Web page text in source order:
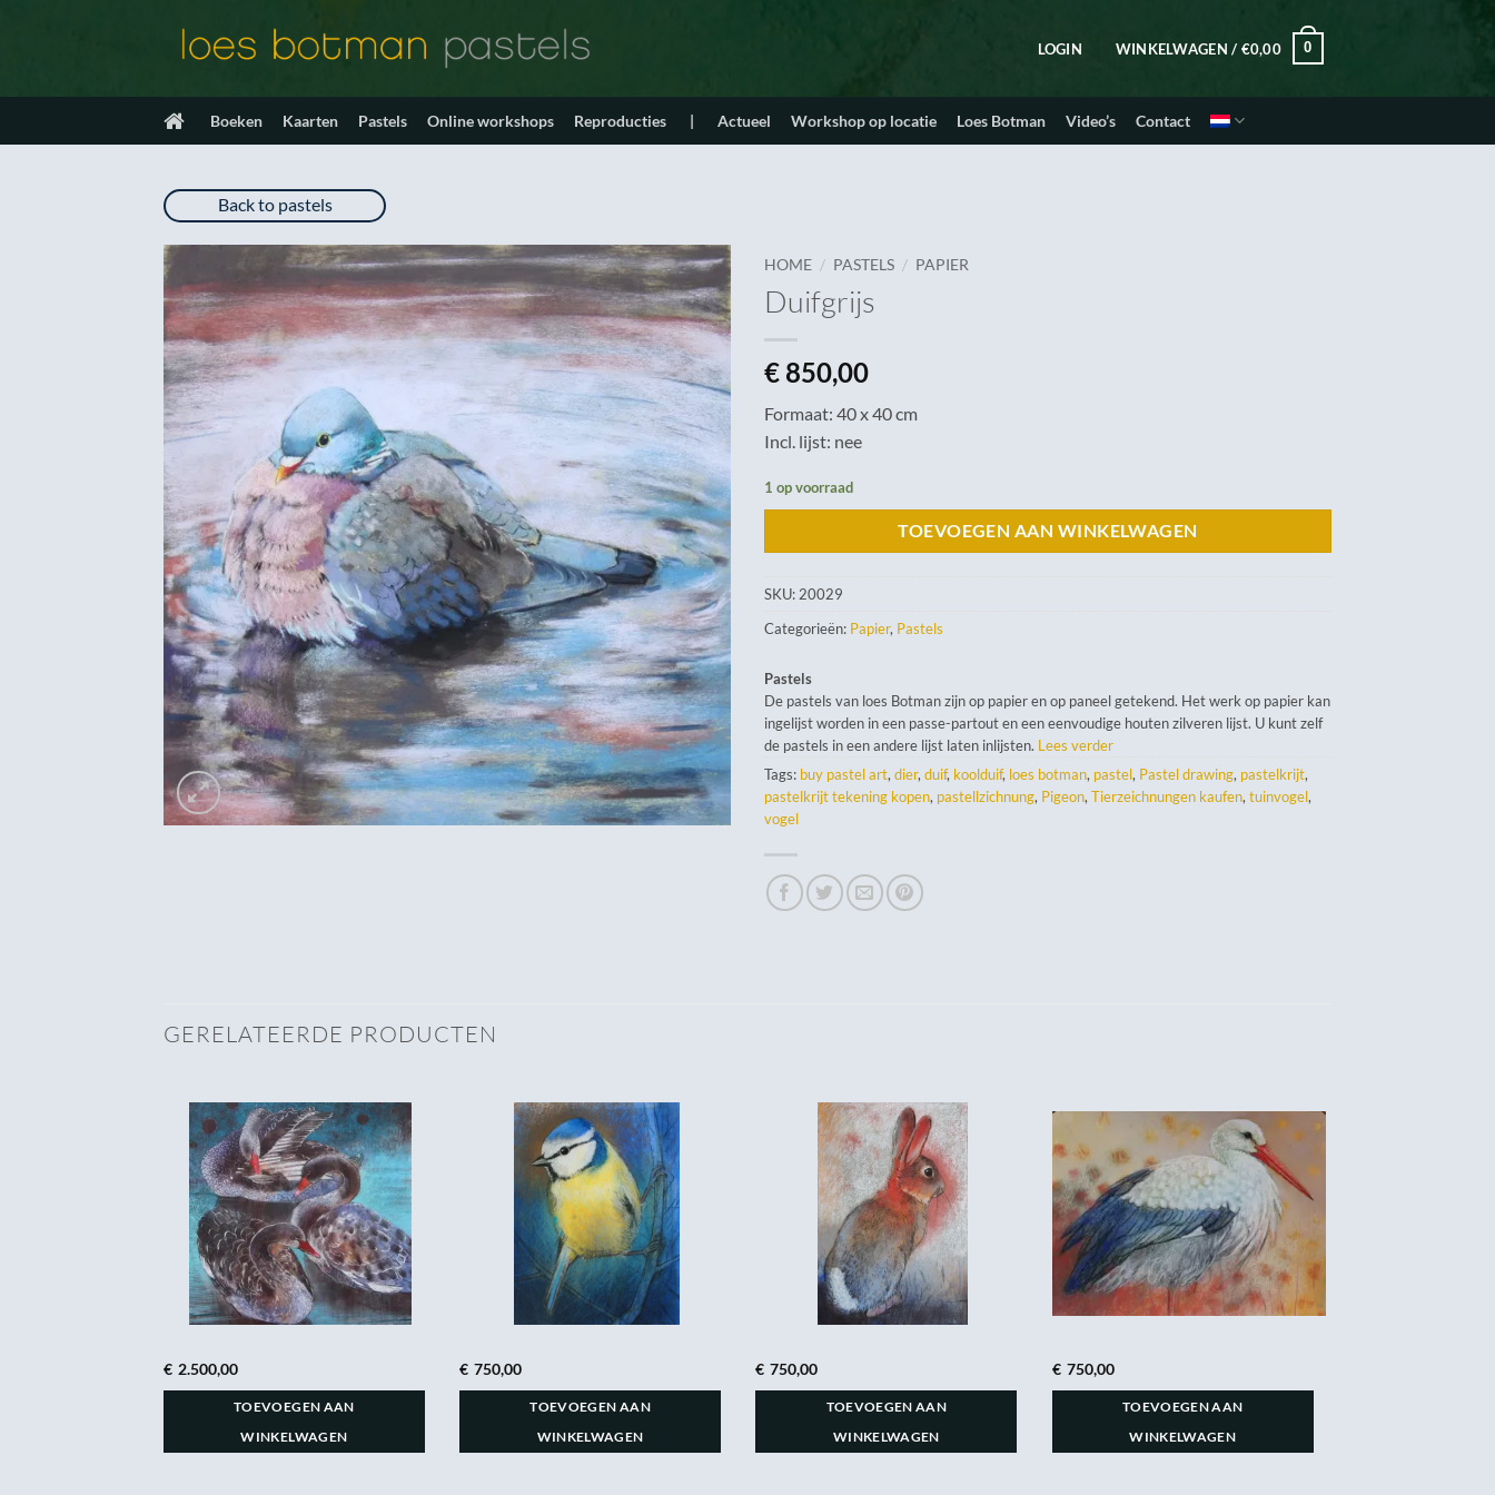
LOGIN WINKELWAGEN / €0,00 0
Boeken Kaarten Pastels Online workshops Reproducties | Actueel Workshop op locatie Loes Botman Video’s Contact
Back to pastels
HOME / PASTELS / PAPIER
Duifgrijs
€ 850,00
Formaat: 40 x 40 cm
Incl. lijst: nee
1 op voorraad
TOEVOEGEN AAN WINKELWAGEN
SKU: 20029
Categorieën: Papier, Pastels
Pastels
De pastels van loes Botman zijn op papier en op paneel getekend. Het werk op papier kan
ingelijst worden in een passe-partout en een eenvoudige houten zilveren lijst. U kunt zelf
de pastels in een andere lijst laten inlijsten. Lees verder
Tags: buy pastel art, dier, duif, koolduif, loes botman, pastel, Pastel drawing, pastelkrijt,
pastelkrijt tekening kopen, pastellzichnung, Pigeon, Tierzeichnungen kaufen, tuinvogel,
vogel
GERELATEERDE PRODUCTEN
€ 2.500,00
TOEVOEGEN AAN
WINKELWAGEN
€ 750,00
TOEVOEGEN AAN
WINKELWAGEN
€ 750,00
TOEVOEGEN AAN
WINKELWAGEN
€ 750,00
TOEVOEGEN AAN
WINKELWAGEN